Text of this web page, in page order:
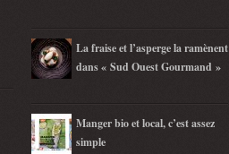
La fraise et l’asperge la ramènent
dans « Sud Ouest Gourmand »
Manger bio et local, c’est assez
simple